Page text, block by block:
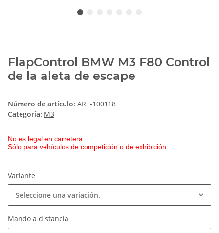
FlapControl BMW M3 F80 Control
de la aleta de escape
Número de artículo: ART-100118
Categoría: M3
No es legal en carretera
Sólo para vehículos de competición o de exhibición
Variante
Seleccione una variación.
Mando a distancia